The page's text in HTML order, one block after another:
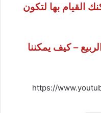
القيام بها لتكون
– كيف يمكننا
https://